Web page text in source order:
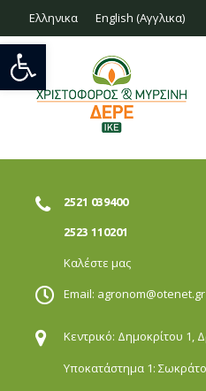
Ανοίξτε τη γραμμή εργαλείων
Ελληνικα English (Αγγλικα)
2521 039400
2523 110201
Καλέστε μας
Email: agronom@otenet.gr
Κεντρικό: Δημοκρίτου 1,
Υποκατάστημα 1: